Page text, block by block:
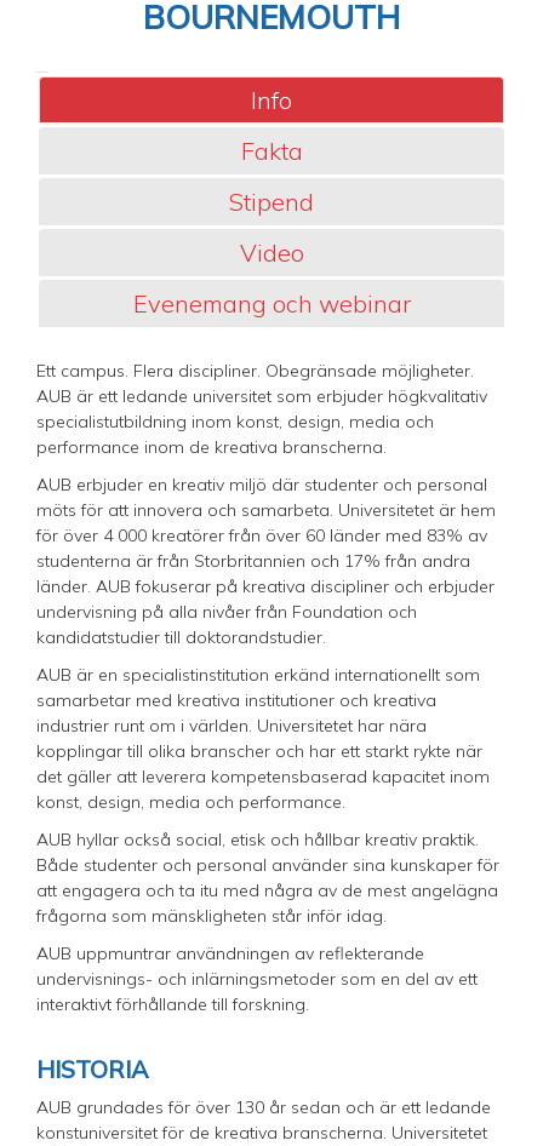
BOURNEMOUTH
Info
Fakta
Stipend
Video
Evenemang och webinar
Ett campus. Flera discipliner. Obegränsade möjligheter.
AUB är ett ledande universitet som erbjuder högkvalitativ
specialistutbildning inom konst, design, media och
performance inom de kreativa branscherna.
AUB erbjuder en kreativ miljö där studenter och personal
möts för att innovera och samarbeta. Universitetet är hem
för över 4 000 kreatörer från över 60 länder med 83% av
studenterna är från Storbritannien och 17% från andra
länder. AUB fokuserar på kreativa discipliner och erbjuder
undervisning på alla nivåer från Foundation och
kandidatstudier till doktorandstudier.
AUB är en specialistinstitution erkänd internationellt som
samarbetar med kreativa institutioner och kreativa
industrier runt om i världen. Universitetet har nära
kopplingar till olika branscher och har ett starkt rykte när
det gäller att leverera kompetensbaserad kapacitet inom
konst, design, media och performance.
AUB hyllar också social, etisk och hållbar kreativ praktik.
Både studenter och personal använder sina kunskaper för
att engagera och ta itu med några av de mest angelägna
frågorna som mänskligheten står inför idag.
AUB uppmuntrar användningen av reflekterande
undervisnings- och inlärningsmetoder som en del av ett
interaktivt förhållande till forskning.
HISTORIA
AUB grundades för över 130 år sedan och är ett ledande
konstuniversitet för de kreativa branscherna. Universitetet